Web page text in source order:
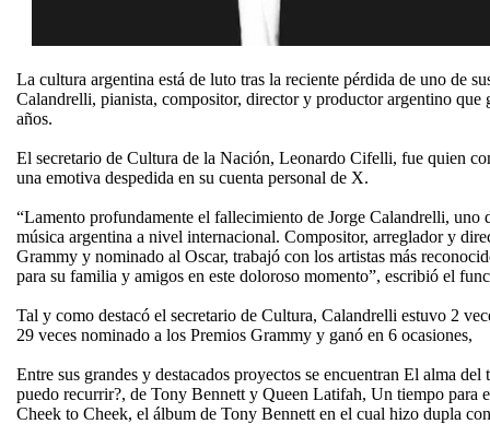
La cultura argentina está de luto tras la reciente pérdida de uno de
Calandrelli, pianista, compositor, director y productor argentino que
años.
El secretario de Cultura de la Nación, Leonardo Cifelli, fue quien
una emotiva despedida en su cuenta personal de X.
“Lamento profundamente el fallecimiento de Jorge Calandrelli, uno
música argentina a nivel internacional. Compositor, arreglador y
Grammy y nominado al Oscar, trabajó con los artistas más
para su familia y amigos en este doloroso momento”, escribió el
Tal y como destacó el secretario de Cultura, Calandrelli estuvo 2
29 veces nominado a los Premios Grammy y ganó en 6 ocasiones,
Entre sus grandes y destacados proyectos se encuentran El alma
puedo recurrir?, de Tony Bennett y Queen Latifah, Un tiempo para
Cheek to Cheek, el álbum de Tony Bennett en el cual hizo dupla